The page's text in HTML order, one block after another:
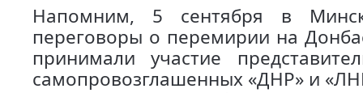
Напомним, 5 сентября в
переговоры о перемирии на
принимали участие
самопровозглашенных «ДНР» и